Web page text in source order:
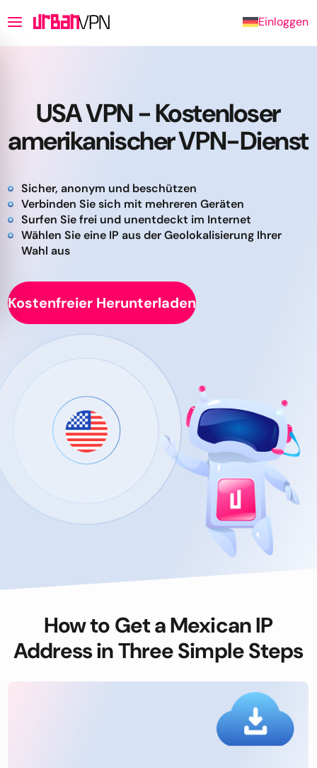
Einloggen
USA VPN - Kostenloser
amerikanischer VPN-Dienst
Sicher, anonym und beschützen
Verbinden Sie sich mit mehreren Geräten
Surfen Sie frei und unentdeckt im Internet
Wählen Sie eine IP aus der Geolokalisierung Ihrer
Wahl aus
Kostenfreier Herunterladen
How to Get a Mexican IP
Address in Three Simple Steps